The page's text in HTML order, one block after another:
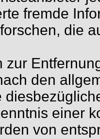
fremde
die
zur
den
einer
von